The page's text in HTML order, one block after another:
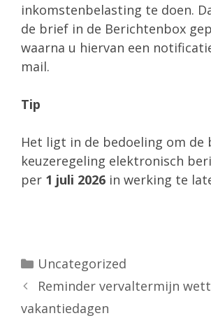
inkomstenbelasting te doen.
de brief in de Berichtenbox
waarna u hiervan een
mail.
Tip
Het ligt in de bedoeling om de
keuzeregeling elektronisch
per 1 juli 2026 in werking te
Categorieën
Uncategorized
Reminder vervaltermijn
vakantiedagen